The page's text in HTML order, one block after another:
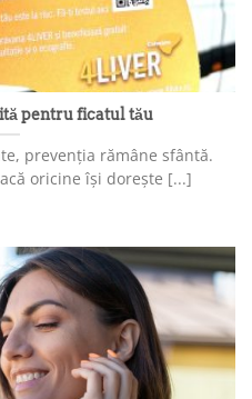
pentru ficatul tău
prevenția rămâne sfântă.
oricine își dorește [...]